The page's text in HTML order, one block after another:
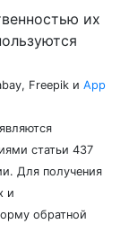
их
Freepik и App
статьи 437
Для получения
и
обратной